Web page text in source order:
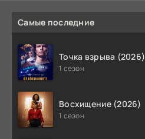
Самые последние
Точка взрыва (2026)
1 сезон
Восхищение (2026)
1 сезон